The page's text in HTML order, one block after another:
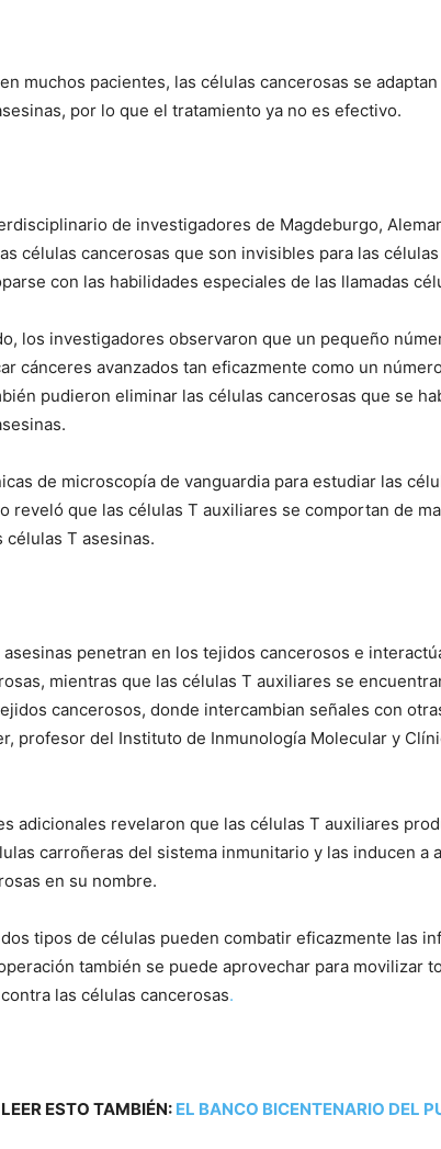
muchos pacientes, las células cancerosas se
por lo que el tratamiento ya no es efectivo.
de investigadores de Magdeburgo,
células cancerosas que son invisibles para las
con las habilidades especiales de las llamadas
los investigadores observaron que un pequeño
cánceres avanzados tan eficazmente como un
pudieron eliminar las células cancerosas que se
de microscopía de vanguardia para estudiar las
reveló que las células T auxiliares se comportan de
células T asesinas.
asesinas penetran en los tejidos cancerosos e
mientras que las células T auxiliares se
cancerosos, donde intercambian señales con
profesor del Instituto de Inmunología Molecular y
adicionales revelaron que las células T auxiliares
carroñeras del sistema inmunitario y las inducen a
en su nombre.
tipos de células pueden combatir eficazmente las
también se puede aprovechar para movilizar
las células cancerosas.
ESTO TAMBIÉN: EL BANCO BICENTENARIO DEL